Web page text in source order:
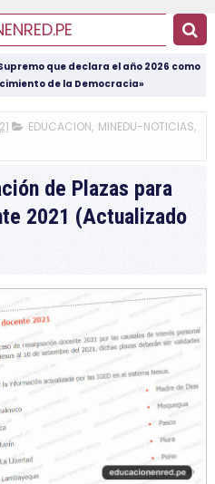
que declara el año 2026 como
de la Democracia»
EDUCACION, MINEDU-NOTICIAS,
de Plazas para
2021 (Actualizado